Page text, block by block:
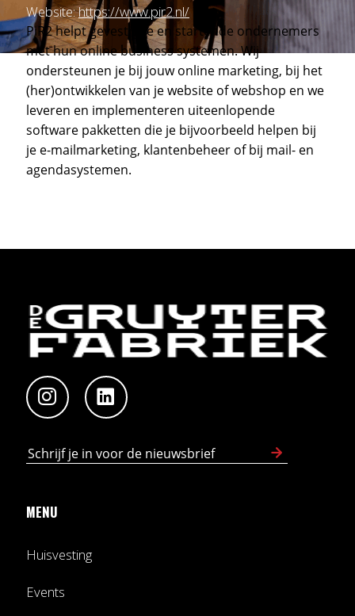
Website:https://www.pir2.nl/
PiR2 helpt gevestigde en startende ondernemers
met hun online business systemen. Wij
ondersteunen je bij jouw online marketing, bij het
(her)ontwikkelen van je website of webshop en we
leveren en implementeren uiteenlopende
software pakketten die je bijvoorbeeld helpen bij
je e-mailmarketing, klantenbeheer of bij mail- en
agendasystemen.
MENU
Huisvesting
Events